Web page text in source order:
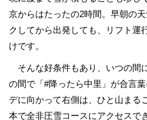
京からはたったの2時間。早朝の
クしてから出発しても、リフト運
けです。
そんな好条件もあり、いつの間
の間で「#降ったら中里」が合言
デに向かって右側は、ひと山まる
本で全非圧雪コースにアクセスで